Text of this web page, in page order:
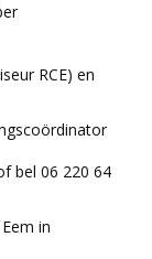
RCE) en
bel 06 220 64
in